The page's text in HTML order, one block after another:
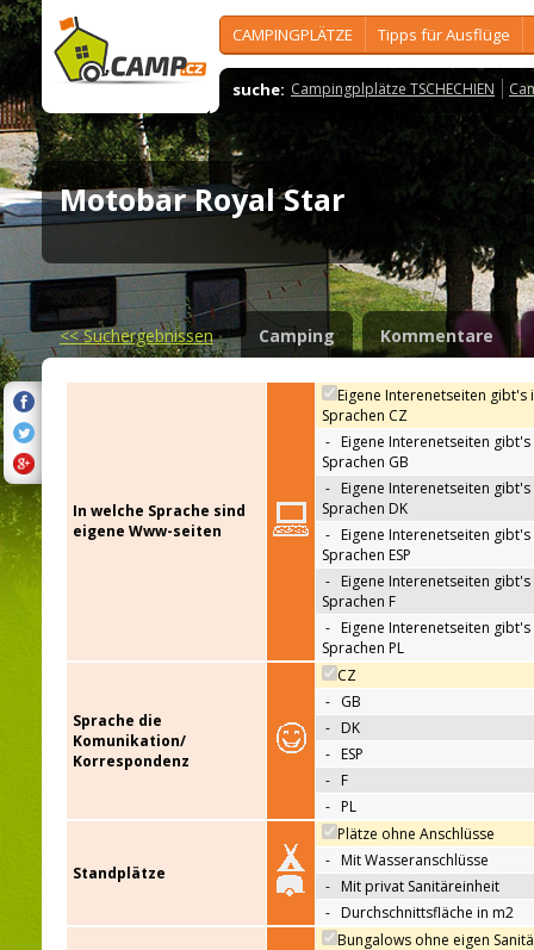
CAMPINGPLÄTZE Tipps für Ausflüge
suche: Campingplplätze TSCHECHIEN
Motobar Royal Star
<<Suchergebnissen Camping Kommentare
In welche Sprache sind
eigene Www-seiten
Eigene Interenetseiten gibt's
Sprachen CZ
- Eigene Interenetseiten gibt's
Sprachen GB
- Eigene Interenetseiten gibt's
Sprachen DK
- Eigene Interenetseiten gibt's
Sprachen ESP
- Eigene Interenetseiten gibt's
Sprachen F
- Eigene Interenetseiten gibt's
Sprachen PL
Sprache die
Komunikation/
Korrespondenz
CZ
- GB
- DK
- ESP
- F
- PL
Standplätze
Plätze ohne Anschlüsse
- Mit Wasseranschlüsse
- Mit privat Sanitäreinheit
- Durchschnittsfläche in m2
Bungalows ohne eigen